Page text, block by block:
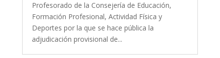
Profesorado de la Consejería de Educación,
Formación Profesional, Actividad Física y
Deportes por la que se hace pública la
adjudicación provisional de...